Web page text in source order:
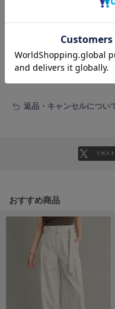
HOKA ONEONE
キーン
le coq sportif
ルコックスポルティフ
LeSportsac
レスポートサック
レビュー投稿で
返品・キャンセルについ
リポス
おすすめ商品